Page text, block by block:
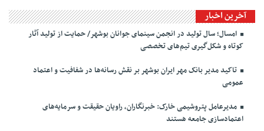
آخرین اخبار
امسال؛ سال تولید در انجمن سینمای جوانان بوشهر/ حمایت از تولید آثار
کوتاه و شکل‌گیری تیم‌های تخصصی
تاکید مدیر بانک مهر ایران بوشهر بر نقش رسانه‌ها در شفافیت و اعتماد
عمومی
مدیرعامل پتروشیمی خارک: خبرنگاران، راویان حقیقت و سرمایه‌های
اعتمادسازی جامعه هستند